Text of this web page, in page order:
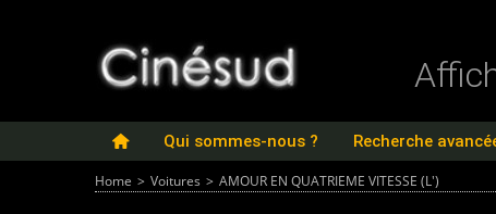
Qui sommes-nous ? Recherche
Home > Voitures > AMOUR EN QUATRIEME VITESSE (L')